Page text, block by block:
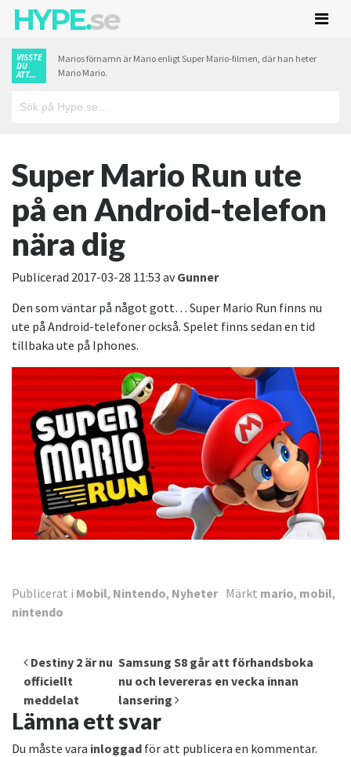
HYPE.se
VISSTE
DU
ATT...
Marios förnamn är Mario enligt Super Mario-filmen, där han heter
Mario Mario.
Super Mario Run ute
på en Android-telefon
nära dig
Publicerad 2017-03-28 11:53 avGunner
Den som väntar på något gott… Super Mario Run finns nu
ute på Android-telefoner också. Spelet finns sedan en tid
tillbaka ute på Iphones.
Publicerat i Mobil, Nintendo, Nyheter Märkt mario, mobil,
nintendo
Inläggsnavigering
Destiny 2 är nu
officiellt
meddelat
Samsung S8 går att förhandsboka
nu och levereras en vecka innan
lansering
Lämna ett svar
Du måste vara inloggad för att publicera en kommentar.